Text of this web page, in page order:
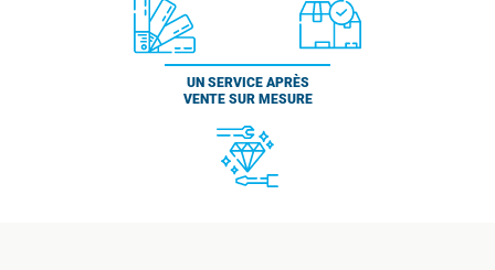
UN SERVICE APRÈS
VENTE SUR MESURE